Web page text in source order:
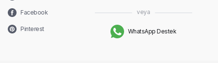
Facebook
Pinterest
veya
WhatsApp Destek